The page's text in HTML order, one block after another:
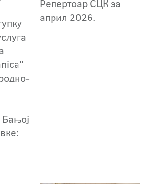
Репертоар СЦК за
април 2026.